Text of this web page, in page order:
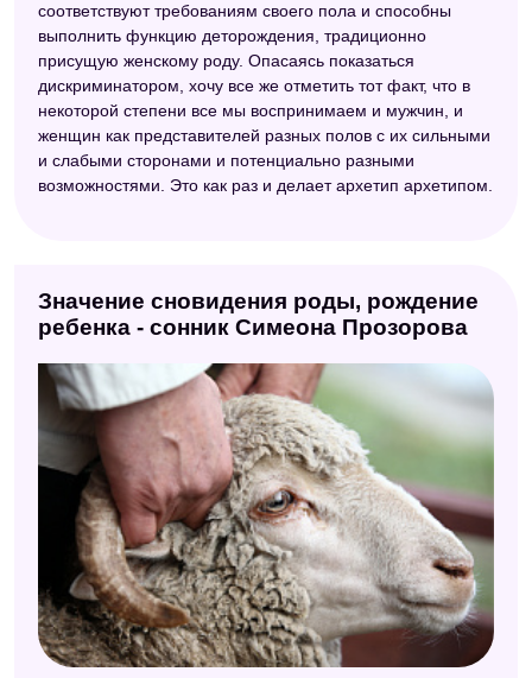
соответствуют требованиям своего пола и способны
выполнить функцию деторождения, традиционно
присущую женскому роду. Опасаясь показаться
дискриминатором, хочу все же отметить тот факт, что в
некоторой степени все мы воспринимаем и мужчин, и
женщин как представителей разных полов с их сильными
и слабыми сторонами и потенциально разными
возможностями. Это как раз и делает архетип архетипом.
Значение сновидения роды, рождение
ребенка - сонник Симеона Прозорова